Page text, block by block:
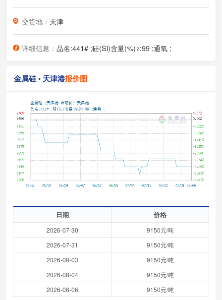
交货地： 天津
详细信息： 品名:441# ;硅(Si)含量(%)≥:99 ;通氧 ;
金属硅 • 天津港报价图
日期 价格
2026-07-30
9150元/吨
2026-07-31
9150元/吨
2026-08-03
9150元/吨
2026-08-04
9150元/吨
2026-08-06
9150元/吨